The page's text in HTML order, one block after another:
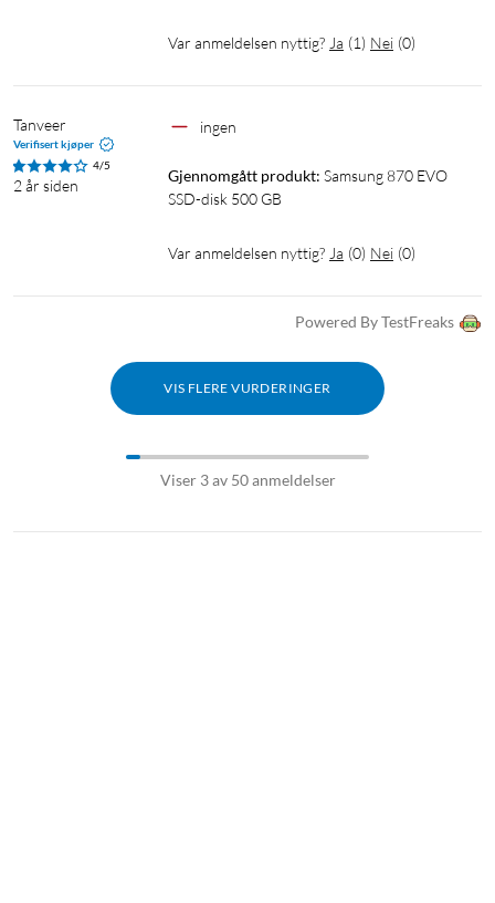
Var anmeldelsen nyttig? Ja (1) Nei (0)
Tanveer
Verifisert kjøper
4/5
2 år siden
ingen
Gjennomgått produkt: Samsung 870 EVO
SSD-disk 500 GB
Var anmeldelsen nyttig? Ja (0) Nei (0)
Powered By TestFreaks
VIS FLERE VURDERINGER
Viser 3 av 50 anmeldelser